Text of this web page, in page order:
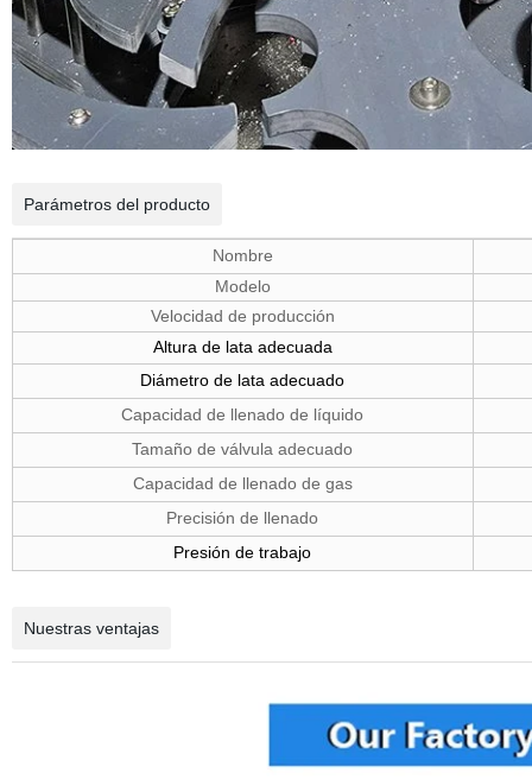
Parámetros del producto
Nombre
Modelo
Velocidad de producción
Altura de lata adecuada
Diámetro de lata adecuado
Capacidad de llenado de líquido
Tamaño de válvula adecuado
Capacidad de llenado de gas
Precisión de llenado
Presión de trabajo
Nuestras ventajas